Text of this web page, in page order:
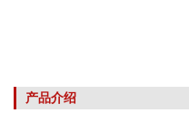
产品介绍